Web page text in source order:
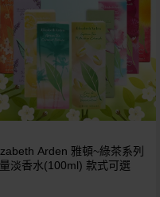
Arden 雅頓~綠茶系列
淡香水(100ml) 款式可選